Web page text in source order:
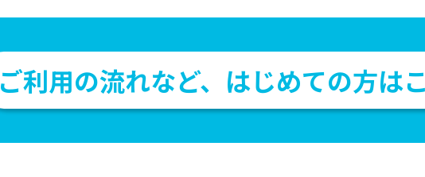
ご利用の流れなど、 はじめての方は